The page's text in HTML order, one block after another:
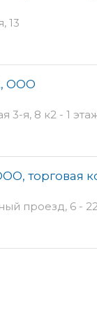
13
ООО
3-я, 8 к2 - 1
торговая
проезд, 6 -